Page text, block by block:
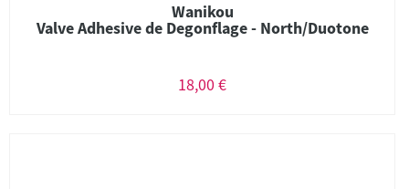
Wanikou
Valve Adhesive de Degonflage - North/Duotone
18,00 €